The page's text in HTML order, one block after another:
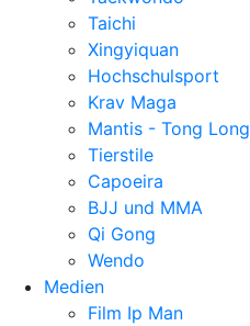
Taichi
Xingyiquan
Hochschulsport
Krav Maga
Mantis - Tong Long
Tierstile
Capoeira
BJJ und MMA
Qi Gong
Wendo
Medien
Film Ip Man